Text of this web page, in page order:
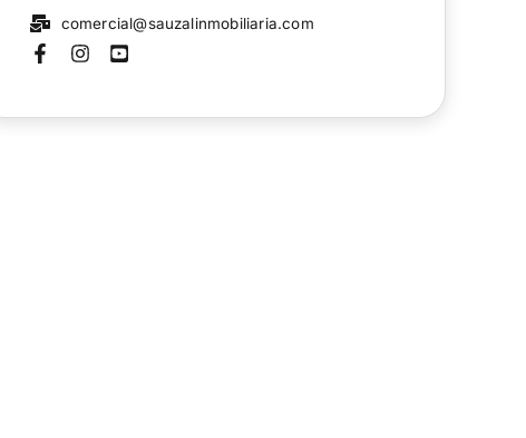
comercial@sauzalinmobiliaria.com